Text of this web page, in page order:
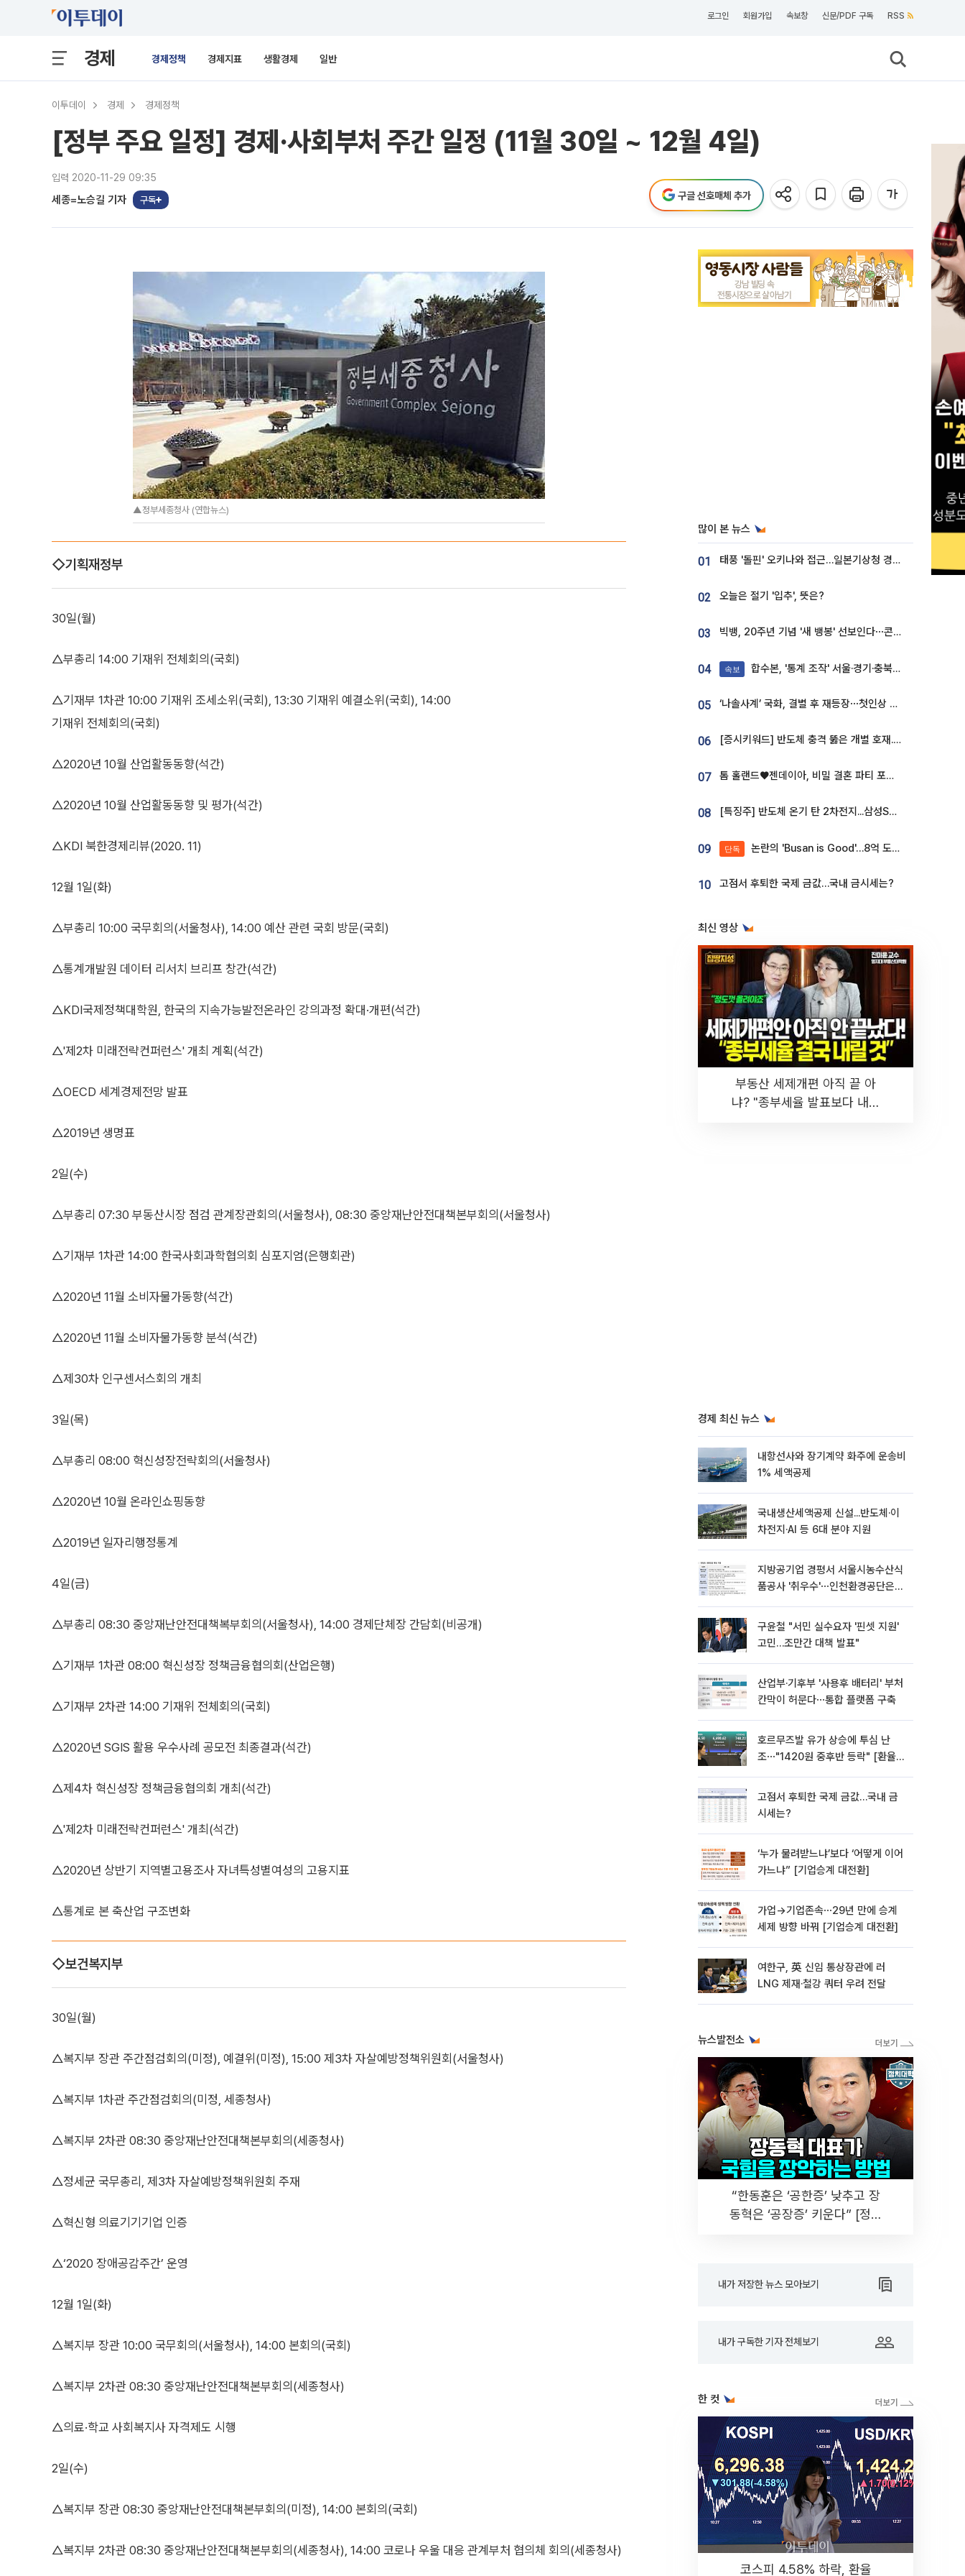
로그인 회원가입 속보창 신문/PDF 구독 RSS
경제 경제정책 경제지표 생활경제 일반
이투데이 경제 경제정책
[정부 주요 일정] 경제·사회부처 주간 일정 (11월 30일 ~ 12월 4일)
입력 2020-11-29 09:35
세종=노승길 기자 구독 구글 선호매체 추가
▲정부세종청사 (연합뉴스)
◇기획재정부
30일(월)
△부총리 14:00 기재위 전체회의(국회)
△기재부 1차관 10:00 기재위 조세소위(국회), 13:30 기재위 예결소위(국회), 14:00
기재위 전체회의(국회)
△2020년 10월 산업활동동향(석간)
△2020년 10월 산업활동동향 및 평가(석간)
△KDI 북한경제리뷰(2020. 11)
12월 1일(화)
△부총리 10:00 국무회의(서울청사), 14:00 예산 관련 국회 방문(국회)
△통계개발원 데이터 리서치 브리프 창간(석간)
△KDI국제정책대학원, 한국의 지속가능발전온라인 강의과정 확대·개편(석간)
△'제2차 미래전략컨퍼런스' 개최 계획(석간)
△OECD 세계경제전망 발표
△2019년 생명표
2일(수)
△부총리 07:30 부동산시장 점검 관계장관회의(서울청사), 08:30 중앙재난안전대책본부회의(서울청사)
△기재부 1차관 14:00 한국사회과학협의회 심포지엄(은행회관)
△2020년 11월 소비자물가동향(석간)
△2020년 11월 소비자물가동향 분석(석간)
△제30차 인구센서스회의 개최
3일(목)
△부총리 08:00 혁신성장전략회의(서울청사)
△2020년 10월 온라인쇼핑동향
△2019년 일자리행정통계
4일(금)
△부총리 08:30 중앙재난안전대책복부회의(서울청사), 14:00 경제단체장 간담회(비공개)
△기재부 1차관 08:00 혁신성장 정책금융협의회(산업은행)
△기재부 2차관 14:00 기재위 전체회의(국회)
△2020년 SGIS 활용 우수사례 공모전 최종결과(석간)
△제4차 혁신성장 정책금융협의회 개최(석간)
△'제2차 미래전략컨퍼런스' 개최(석간)
△2020년 상반기 지역별고용조사 자녀특성별여성의 고용지표
△통계로 본 축산업 구조변화
◇보건복지부
30일(월)
△복지부 장관 주간점검회의(미정), 예결위(미정), 15:00 제3차 자살예방정책위원회(서울청사)
△복지부 1차관 주간점검회의(미정, 세종청사)
△복지부 2차관 08:30 중앙재난안전대책본부회의(세종청사)
△정세균 국무총리, 제3차 자살예방정책위원회 주재
△혁신형 의료기기기업 인증
△‘2020 장애공감주간’ 운영
12월 1일(화)
△복지부 장관 10:00 국무회의(서울청사), 14:00 본회의(국회)
△복지부 2차관 08:30 중앙재난안전대책본부회의(세종청사)
△의료·학교 사회복지사 자격제도 시행
2일(수)
△복지부 장관 08:30 중앙재난안전대책본부회의(미정), 14:00 본회의(국회)
△복지부 2차관 08:30 중앙재난안전대책본부회의(세종청사), 14:00 코로나 우울 대응 관계부처 협의체 회의(세종청사)
많이 본 뉴스
01 태풍 '돌핀' 오키나와 접근…일본기상청 경로 업데이트
02 오늘은 절기 '입추', 뜻은?
03 빅뱅, 20주년 기념 '새 뱅봉' 선보인다⋯콘서트 앞두고 팝업 개최
04 속보 합수본, '통계 조작' 서울·경기·충북 선관위 등 추가 압수수색
05 ‘나솔사계’ 국화, 결별 후 재등장⋯첫인상 투표 휩쓸고 ‘인기녀’ 등극
06 [증시키워드] 반도체 충격 뚫은 개별 호재...포스코퓨처엠·에코프로·한화솔루션 '눈길'
07 톰 홀랜드♥젠데이아, 비밀 결혼 파티 포착⋯호텔 대관비만 9억
08 [특징주] 반도체 온기 탄 2차전지...삼성SDI, 장 초반 7% 넘게 껑충
09 단독 논란의 'Busan is Good'…8억 도시브랜드, 용산 대통령실 CI 업체가 수행
10 고점서 후퇴한 국제 금값…국내 금시세는?
최신 영상
부동산 세제개편 아직 끝 아
냐? "종부세율 발표보다 내릴
경제 최신 뉴스
내항선사와 장기계약 화주에 운송비
1% 세액공제
국내생산세액공제 신설...반도체·이
차전지·AI 등 6대 분야 지원
지방공기업 경평서 서울시농수산식
품공사 '취우수'⋯인천환경공단은
구윤철 "서민 실수요자 '핀셋 지원'
고민…조만간 대책 발표"
산업부·기후부 '사용후 배터리' 부처
칸막이 허문다⋯통합 플랫폼 구축
호르무즈발 유가 상승에 투심 난
조⋯"1420원 중후반 등락" [환율전
고점서 후퇴한 국제 금값…국내 금
시세는?
‘누가 물려받느냐’보다 ‘어떻게 이어
가느냐” [기업승계 대전환]
가업→기업존속⋯29년 만에 승계
세제 방향 바꿔 [기업승계 대전환]
여한구, 英 신임 통상장관에 러
LNG 제재·철강 쿼터 우려 전달
뉴스발전소
“한동훈은 ‘공한증’ 낮추고 장
동혁은 ‘공장증’ 키운다” [정치
내가 저장한 뉴스 모아보기
내가 구독한 기자 전체보기
한 컷
코스피 4.58% 하락, 환율